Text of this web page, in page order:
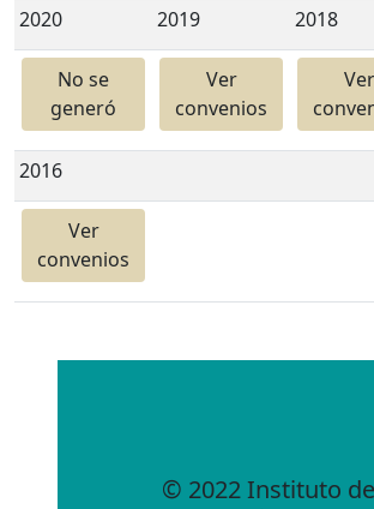
2020 2019 2018
No se
generó
Ver
convenios
Ver
2016
Ver
convenios
© 2022 Instituto de